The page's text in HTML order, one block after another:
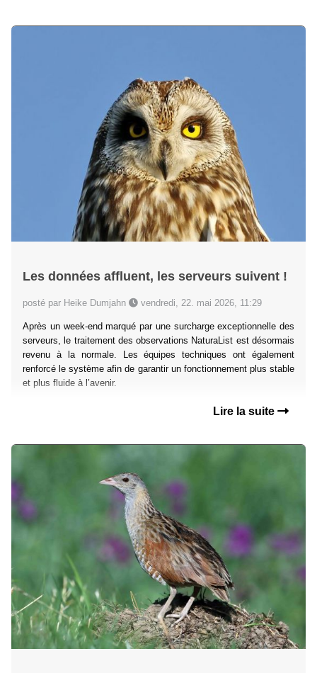
Les données affluent, les serveurs suivent !
posté par Heike Dumjahn vendredi, 22. mai 2026, 11:29
Après un week-end marqué par une surcharge exceptionnelle des
serveurs, le traitement des observations NaturaList est désormais
revenu à la normale. Les équipes techniques ont également
renforcé le système afin de garantir un fonctionnement plus stable
et plus fluide à l’avenir.
Lire la suite